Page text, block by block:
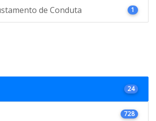
de Conduta 1
24
728